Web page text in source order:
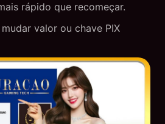
rápido que recomeçar.
valor ou chave PIX